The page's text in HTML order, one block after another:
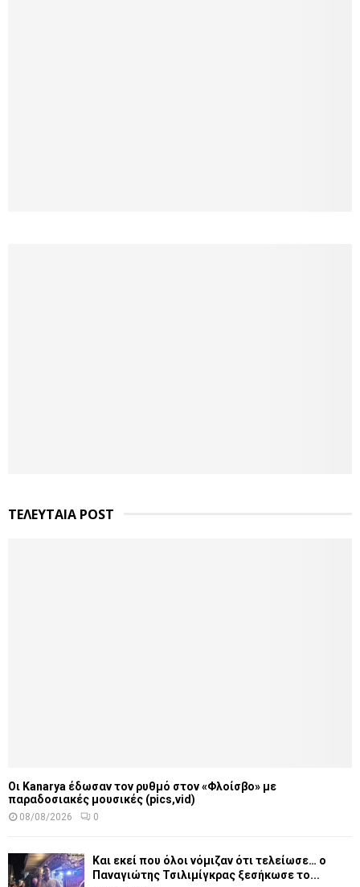
ΤΕΛΕΥΤΑΙΑ POST
Οι Kanarya έδωσαν τον ρυθμό στον «Φλοίσβο» με
παραδοσιακές μουσικές (pics,vid)
08/08/2026 0
Και εκεί που όλοι νόμιζαν ότι τελείωσε… ο
Παναγιώτης Τσιλιμίγκρας ξεσήκωσε το...